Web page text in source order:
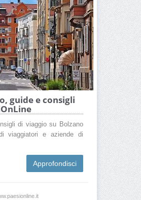
guide e consigli
di viaggio su Bolzano
viaggiatori e aziende di
Approfondisci